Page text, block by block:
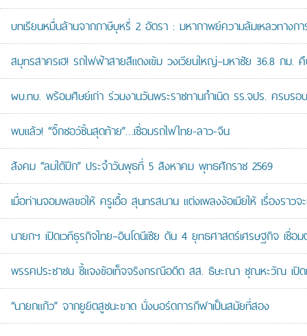
บทเรียนหมื่นล้านจากภาษีบุหรี่ 2 อัตรา : มหากาพย์ความล้มเหลวทางก
สมุทรสาครเฮ! รถไฟฟ้าสายสีแดงเข้ม วงเวียนใหญ่–มหาชัย 36.8 ก
ผบ.ทบ. พร้อมศิษย์เก่า ร่วมงานวันพระราชทานกำเนิด รร.จปร. ครบ
พบแล้ว! “จิ๊กซอว์ชิ้นสุดท้าย”…เชื่อมรถไฟไทย-ลาว-จีน
สังคม “ลมใต้ปีก” ประจำวันพุธที่ 5 สิงหาคม พุทธศักราช 2569
เมื่อท่านจอมพลขอให้ ครูเอื้อ สุนทรสนาน แต่งเพลงง้อเมียให้ เรื่องราวจะ
นายกฯ เปิดเวทีธุรกิจไทย–อินโดนีเซีย ดัน 4 ยุทธศาสตร์เศรษฐกิจ เ
พรรคประชาชน ชี้แจงข้อเท็จจริงกรณีอดีต สส. ธิษะณา ชุณหะวัณ เปิด
“นายกแก้ว” จากยูยิตสูชนะขาด นั่งบอร์ดการกีฬาเป็นสมัยที่สอง